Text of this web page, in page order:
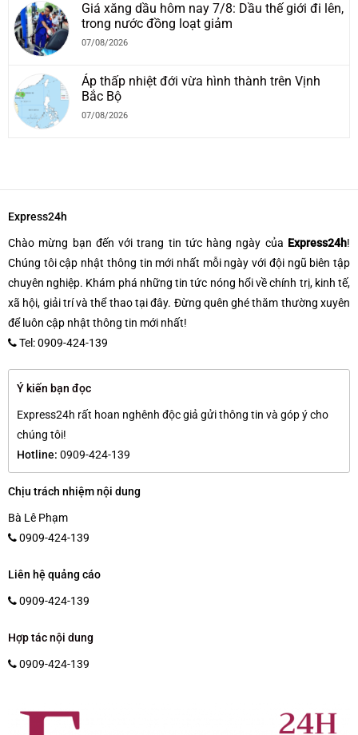
Giá xăng dầu hôm nay 7/8: Dầu thế giới đi lên,
trong nước đồng loạt giảm
07/08/2026
Áp thấp nhiệt đới vừa hình thành trên Vịnh
Bắc Bộ
07/08/2026
Express24h
Chào mừng bạn đến với trang tin tức hàng ngày của Express24h!
Chúng tôi cập nhật thông tin mới nhất mỗi ngày với đội ngũ biên tập
chuyên nghiệp. Khám phá những tin tức nóng hổi về chính trị, kinh tế,
xã hội, giải trí và thể thao tại đây. Đừng quên ghé thăm thường xuyên
để luôn cập nhật thông tin mới nhất!
Tel: 0909-424-139
Ý kiến bạn đọc
Express24h rất hoan nghênh độc giả gửi thông tin và góp ý cho
chúng tôi!
Hotline: 0909-424-139
Chịu trách nhiệm nội dung
Bà Lê Phạm
0909-424-139
Liên hệ quảng cáo
0909-424-139
Hợp tác nội dung
0909-424-139